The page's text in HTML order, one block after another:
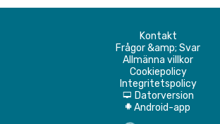
Kontakt
Frågor &amp; Svar
Allmänna villkor
Cookiepolicy
Integritetspolicy
d Datorversion
A Android-app